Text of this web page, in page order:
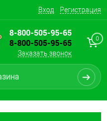
Вход Регистрация
8-800-505-95-65
8-800-505-95-65
Заказать звонок
0